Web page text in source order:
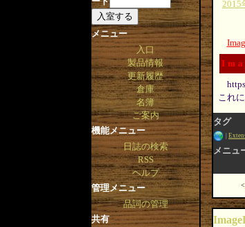
2015
これ
タグ
メニュ
メニュー
入口
製品情報
更新履歴
倉庫
名簿
ご案内
機能メニュー
日誌の検索
RSS
ヘルプ
管理メニュー
品詞の管理
共有